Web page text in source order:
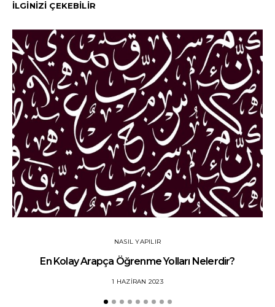
İLGİNİZİ ÇEKEBİLİR
NASIL YAPILIR
En Kolay Arapça Öğrenme Yolları Nelerdir?
1 HAZIRAN 2023